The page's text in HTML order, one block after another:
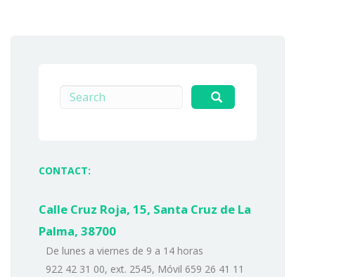
Search
CONTACT:
Calle Cruz Roja, 15, Santa Cruz de La
Palma, 38700
De lunes a viernes de 9 a 14 horas
922 42 31 00, ext. 2545, Móvil 659 26 41 11